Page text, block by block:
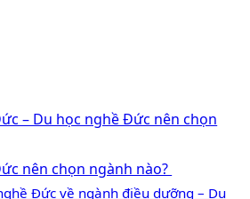
– Du học nghề Đức nên chọn
nên chọn ngành nào?
Đức về ngành điều dưỡng – Du